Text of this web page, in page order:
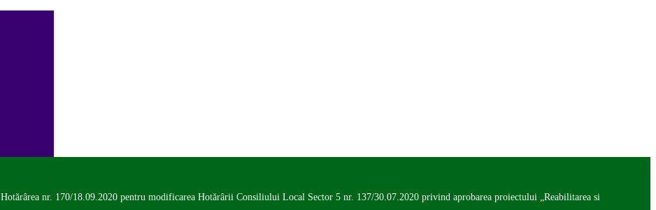
Hotărârea nr. 170/18.09.2020 pentru modificarea Hotărârii Consiliului Local Sector 5 nr. 137/30.07.2020 privind aprobarea proiectului „Reabilitarea si